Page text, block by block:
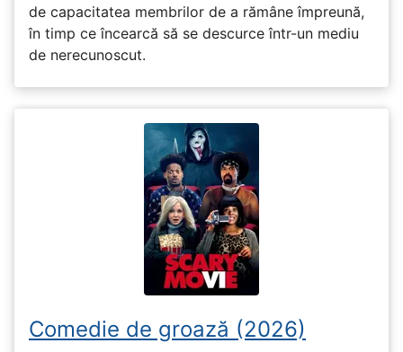
de capacitatea membrilor de a rămâne împreună,
în timp ce încearcă să se descurce într-un mediu
de nerecunoscut.
Comedie de groază (2026)